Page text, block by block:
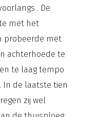
. De
met het
probeerde met
achterhoede te
te laag tempo
In de laatste tien
zij wel